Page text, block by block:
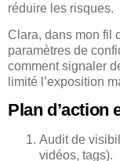
réduire les risques.
Clara, dans mon fil
paramètres de
comment signaler
limité l’exposition
Plan d’action
Audit de
vidéos, tags).